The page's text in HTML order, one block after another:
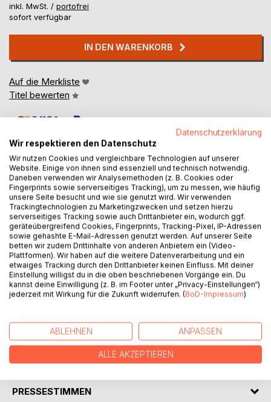
inkl. MwSt. / portofrei
sofort verfügbar
IN DEN WARENKORB
Auf die Merkliste
Titel bewerten
BESCHREIBUNG
Das Buch "Deutsche Rechtschreibung und Sprache"
erklärt leicht verständlich die deutsche Rechtschreibung
und weist gleichzeitig auf Sprachgewohnheiten und zum
Teil unschöne und falsche Redewendungen hin. Es ist eine
wertvolle Hilfe für jeden, der die deutsche Sprache lernen
und verstehen oder seine Deutschkenntnisse aufbessern
möchte. Gleichzeitig soll dieses Buch an alle "Mikrofon-
Sprache nicht zur Kloakensprache verkommen zu lassen.
PRESSESTIMMEN
Datenschutzerklärung
Wir respektieren den Datenschutz
Wir nutzen Cookies und vergleichbare Technologien auf unserer
Website. Einige von ihnen sind essenziell und technisch notwendig.
Daneben verwenden wir Analysemethoden (z. B. Cookies oder
Fingerprints sowie serverseitiges Tracking), um zu messen, wie häufig
unsere Seite besucht und wie sie genutzt wird. Wir verwenden
Trackingtechnologien zu Marketingzwecken und setzen hierzu
serverseitiges Tracking sowie auch Drittanbieter ein, wodurch ggf.
geräteübergreifend Cookies, Fingerprints, Tracking-Pixel, IP-Adressen
sowie gehashte E-Mail-Adressen genutzt werden. Auf unserer Seite
betten wir zudem Drittinhalte von anderen Anbietern ein (Video-
Plattformen). Wir haben auf die weitere Datenverarbeitung und ein
etwaiges Tracking durch den Drittanbieter keinen Einfluss. Mit deiner
Einstellung willigst du in die oben beschriebenen Vorgänge ein. Du
kannst deine Einwilligung (z. B. im Footer unter „Privacy-Einstellungen“)
jederzeit mit Wirkung für die Zukunft widerrufen. (BoD-Impressum)
ABLEHNEN ANPASSEN
ALLE AKZEPTIEREN